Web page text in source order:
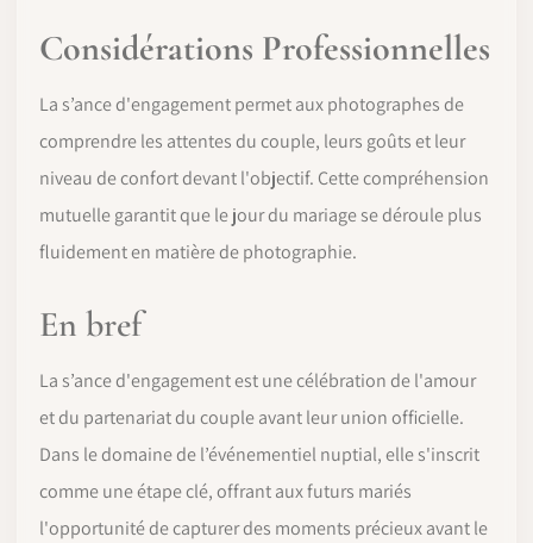
Considérations Professionnelles
La s’ance d'engagement permet aux photographes de
comprendre les attentes du couple, leurs goûts et leur
niveau de confort devant l'objectif. Cette compréhension
mutuelle garantit que le jour du mariage se déroule plus
fluidement en matière de photographie.
En bref
La s’ance d'engagement est une célébration de l'amour
et du partenariat du couple avant leur union officielle.
Dans le domaine de l’événementiel nuptial, elle s'inscrit
comme une étape clé, offrant aux futurs mariés
l'opportunité de capturer des moments précieux avant le